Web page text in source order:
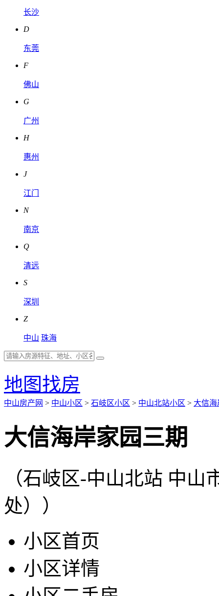
长沙
D
东莞
F
佛山
G
广州
H
惠州
J
江门
N
南京
Q
清远
S
深圳
Z
中山 珠海
地图找房
中山房产网 > 中山小区 > 石岐区小区 > 中山北站小区 > 大信
大信海岸家园三期
（石岐区-中山北站 中
处））
小区首页
小区详情